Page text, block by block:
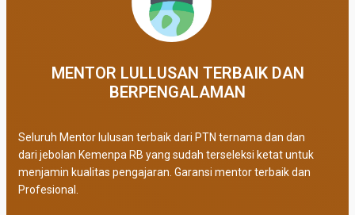
MENTOR LULLUSAN TERBAIK DAN
BERPENGALAMAN
Seluruh Mentor lulusan terbaik dari PTN ternama dan dan
dari jebolan Kemenpa RB yang sudah terseleksi ketat untuk
menjamin kualitas pengajaran. Garansi mentor terbaik dan
Profesional.